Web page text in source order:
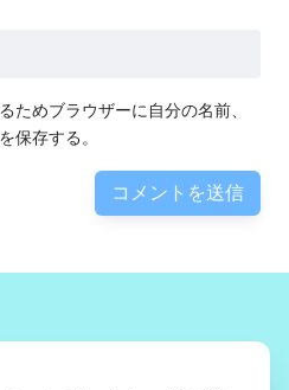
ためブラウザーに自分の名前、
保存する。